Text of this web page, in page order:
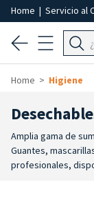
Home | Servicio al
Home Higiene
Amplia gama de
Guantes,
profesionales,